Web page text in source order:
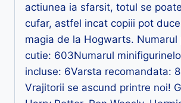
actiunea ia sfarsit, totul se
cufar, astfel incat copiii pot
magia de la Hogwarts. Numarul
cutie: 603Numarul
incluse: 6Varsta recomandata:
Vrajitorii se ascund printre noi!